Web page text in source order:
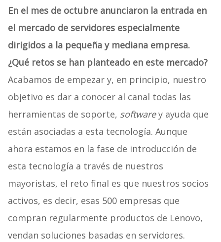
En el mes de octubre anunciaron la entrada en
el mercado de servidores especialmente
dirigidos a la pequeña y mediana empresa.
¿Qué retos se han planteado en este mercado?
Acabamos de empezar y, en principio, nuestro
objetivo es dar a conocer al canal todas las
herramientas de soporte, softwarey ayuda que
están asociadas a esta tecnología. Aunque
ahora estamos en la fase de introducción de
esta tecnología a través de nuestros
mayoristas, el reto final es que nuestros socios
activos, es decir, esas 500 empresas que
compran regularmente productos de Lenovo,
vendan soluciones basadas en servidores.